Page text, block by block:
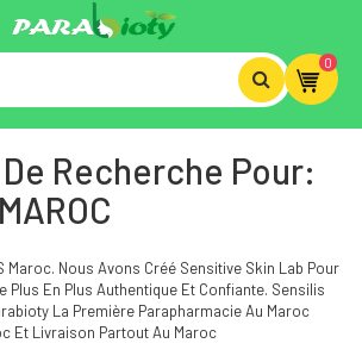
0
Recherche Pour:
Maroc. Nous Avons Créé Sensitive Skin Lab Pour
Plus En Plus Authentique Et Confiante. Sensilis
La Première Parapharmacie Au Maroc
Et Livraison Partout Au Maroc